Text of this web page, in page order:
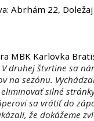
Abrhám 22,
MBK Karlovka
druhej štvrtine sa
na sezónu.
silné
sa vrátiť do
že dokážeme